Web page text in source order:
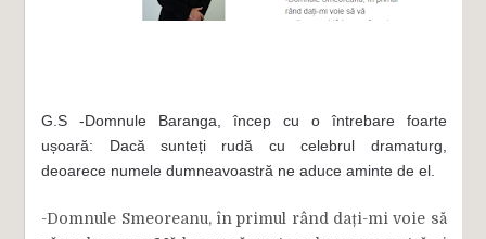
G.S -Domnule Baranga, încep cu o întrebare foarte
ușoară: Dacă sunteți rudă cu celebrul dramaturg,
deoarece numele dumneavoastră ne aduce aminte de el.
-Domnule Smeoreanu, în primul rând dați-mi voie să